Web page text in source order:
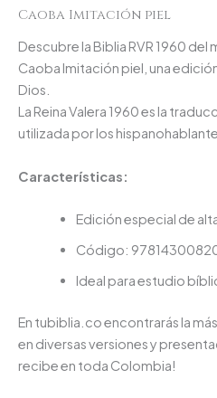
Caoba Imitación piel
Descubre la Biblia RVR 1960 del
Caoba Imitación piel, una
Dios.
La Reina Valera 1960 es la
utilizada por los
Características:
Edición especial de
Código:
Ideal para estudio
En tubiblia.co encontrarás la
en diversas versiones y
recibe en toda Colombia!